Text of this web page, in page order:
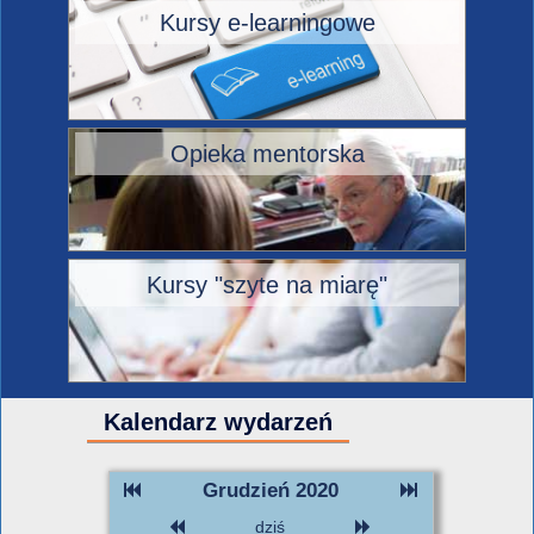
Kursy e-learningowe
Opieka mentorska
Kursy "szyte na miarę"
Kalendarz wydarzeń
Grudzień 2020
dziś